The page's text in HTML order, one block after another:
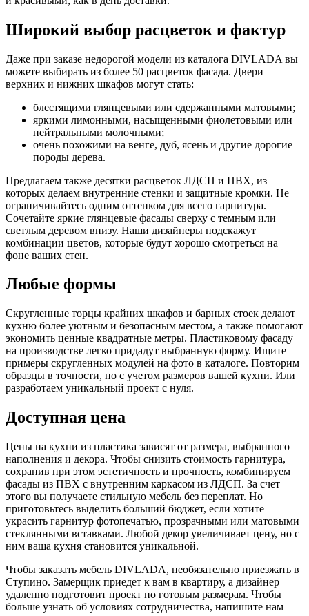
Широкий выбор расцветок и фактур
Даже при заказе недорогой модели из каталога DIVLADA вы
можете выбирать из более 50 расцветок фасада. Двери
верхних и нижних шкафов могут стать:
блестящими глянцевыми или сдержанными матовыми;
яркими лимонными, насыщенными фиолетовыми или
нейтральными молочными;
очень похожими на венге, дуб, ясень и другие дорогие
породы дерева.
Предлагаем также десятки расцветок ЛДСП и ПВХ, из
которых делаем внутренние стенки и защитные кромки. Не
ограничивайтесь одним оттенком для всего гарнитура.
Сочетайте яркие глянцевые фасады сверху с темным или
светлым деревом внизу. Наши дизайнеры подскажут
комбинации цветов, которые будут хорошо смотреться на
фоне ваших стен.
Любые формы
Скругленные торцы крайних шкафов и барных стоек делают
кухню более уютным и безопасным местом, а также помогают
экономить ценные квадратные метры. Пластиковому фасаду
на производстве легко придадут выбранную форму. Ищите
примеры скругленных модулей на фото в каталоге. Повторим
образцы в точности, но с учетом размеров вашей кухни. Или
разработаем уникальный проект с нуля.
Доступная цена
Цены на кухни из пластика зависят от размера, выбранного
наполнения и декора. Чтобы снизить стоимость гарнитура,
сохранив при этом эстетичность и прочность, комбинируем
фасады из ПВХ с внутренним каркасом из ЛДСП. За счет
этого вы получаете стильную мебель без переплат. Но
приготовьтесь выделить больший бюджет, если хотите
украсить гарнитур фотопечатью, прозрачными или матовыми
стеклянными вставками. Любой декор увеличивает цену, но с
ним ваша кухня становится уникальной.
Чтобы заказать мебель DIVLADA, необязательно приезжать в
Ступино. Замерщик приедет к вам в квартиру, а дизайнер
удаленно подготовит проект по готовым размерам. Чтобы
больше узнать об условиях сотрудничества, напишите нам